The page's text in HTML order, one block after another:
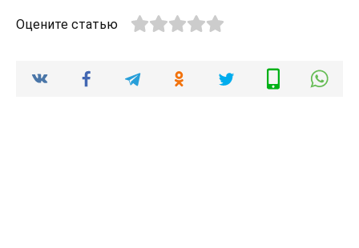
Оцените статью